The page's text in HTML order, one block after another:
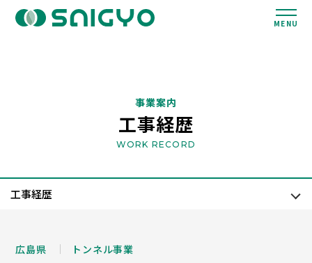
MENU
事業案内
工事経歴
WORK RECORD
広島県 トンネル事業